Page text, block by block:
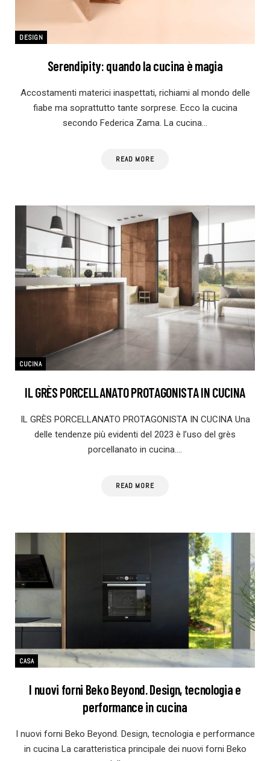
DESIGN
Serendipity: quando la cucina è magia
Accostamenti materici inaspettati, richiami al mondo delle
fiabe ma soprattutto tante sorprese. Ecco la cucina
secondo Federica Zama. La cucina…
READ MORE
CUCINA
IL GRÈS PORCELLANATO PROTAGONISTA IN CUCINA
IL GRÈS PORCELLANATO PROTAGONISTA IN CUCINA Una
delle tendenze più evidenti del 2023 è l’uso del grès
porcellanato in cucina.…
READ MORE
CASA
I nuovi forni Beko Beyond. Design, tecnologia e
performance in cucina
I nuovi forni Beko Beyond. Design, tecnologia e performance
in cucina La caratteristica principale dei nuovi forni Beko